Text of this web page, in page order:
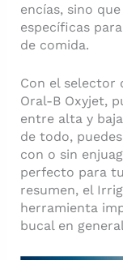
encías, sino
específicas
de comida.
Con el selector
Oral-B Oxyjet,
entre alta y
de todo,
con o sin
perfecto para
resumen, el
herramienta
bucal en